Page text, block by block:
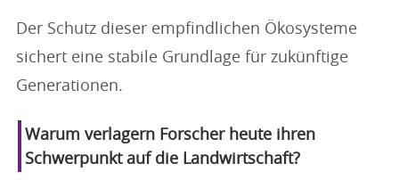
Der Schutz dieser empfindlichen Ökosysteme
sichert eine stabile Grundlage für zukünftige
Generationen.
Warum verlagern Forscher heute ihren
Schwerpunkt auf die Landwirtschaft?